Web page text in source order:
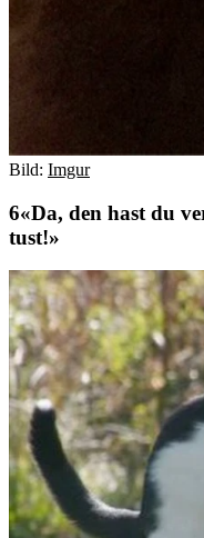
Bild: Imgur
«Da, den hast du
tust!»